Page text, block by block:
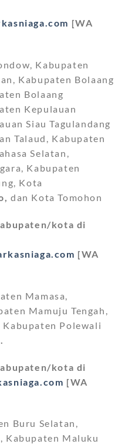
[WA
Kabupaten
Kabupaten Bolaang
Bolaang
Kepulauan
Siau Tagulandang
Talaud, Kabupaten
Selatan,
Kabupaten
Kota
dan Kota Tomohon
kota di
[WA
Mamasa,
Mamuju Tengah,
Polewali
kota di
[WA
Buru Selatan,
Kabupaten Maluku